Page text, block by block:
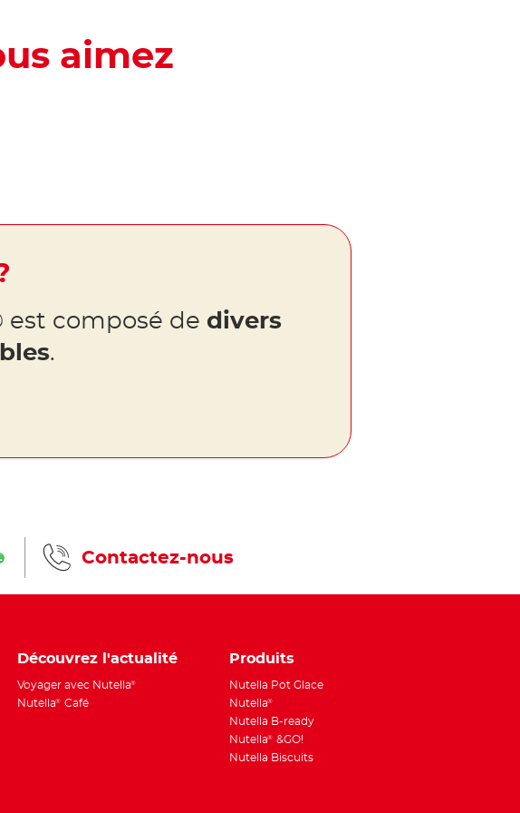
aimez
est composé de divers
.
Contactez-nous
Découvrez l'actualité
Voyager avec Nutella®
Nutella® Café
Produits
Nutella Pot Glace
Nutella®
Nutella B-ready
Nutella® &GO!
Nutella Biscuits